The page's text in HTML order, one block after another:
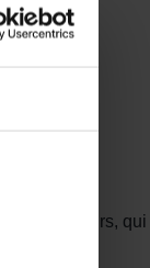
installateurs,